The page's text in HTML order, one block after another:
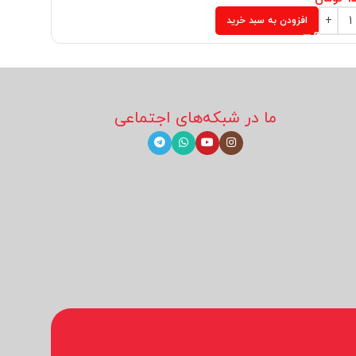
افزودن به سبد خرید
ما در شبکه‌های اجتماعی